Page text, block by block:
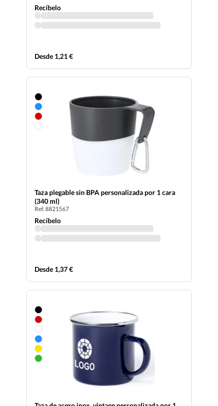
Recíbelo
Desde 1,21 €
Taza plegable sin BPA personalizada por 1 cara
(340 ml)
Ref. 8821567
Recíbelo
Desde 1,37 €